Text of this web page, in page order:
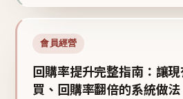
會員經營
回購率提升完整指南：讓
買、回購率翻倍的系統做法